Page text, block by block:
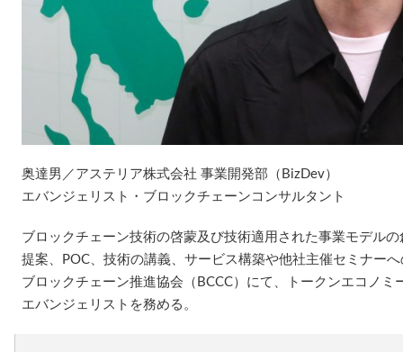
奥達男／アステリア株式会社 事業開発部（BizDev）
エバンジェリスト・ブロックチェーンコンサルタント
ブロックチェーン技術の啓蒙及び技術適用された事業モデル
提案、POC、技術の講義、サービス構築や他社主催セミナー
ブロックチェーン推進協会（BCCC）にて、トークンエコノミ
エバンジェリストを務める。